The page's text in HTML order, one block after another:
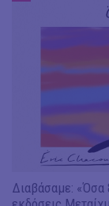
Διαβάσαμε: «Όσα